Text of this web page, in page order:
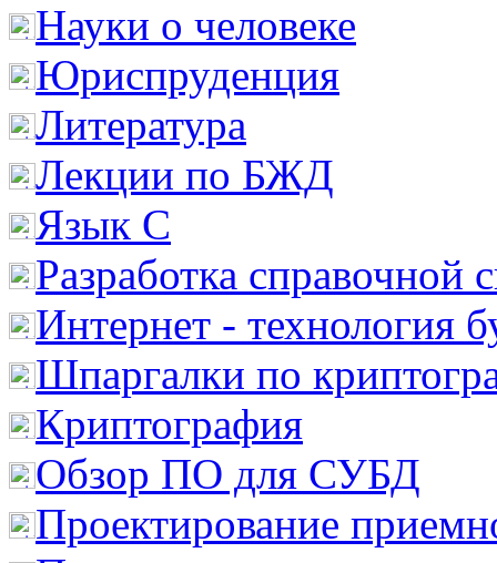
Науки о человеке
Юриспруденция
Литература
Лекции по БЖД
Язык С
Разработка справочной
Интернет - технология
Шпаргалки по
Криптография
Обзор ПО для СУБД
Проектирование